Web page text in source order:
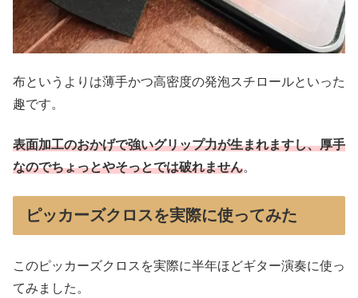
布というよりは薄手かつ高密度の発泡スチロールといった
趣です。
表面加工のおかげで強いグリップ力が生まれますし、厚手
なのでちょっとやそっとでは破れません。
ピッカーズクロスを実際に使ってみた
このピッカーズクロスを実際に半年ほどギター演奏に使っ
てみました。